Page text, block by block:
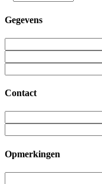
Gegevens
Contact
Opmerkingen